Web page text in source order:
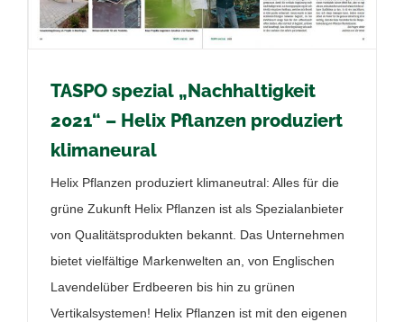
TASPO spezial „Nachhaltigkeit
2021“ – Helix Pflanzen produziert
klimaneural
Helix Pflanzen produziert klimaneutral: Alles für die
grüne Zukunft Helix Pflanzen ist als Spezialanbieter
von Qualitätsprodukten bekannt. Das Unternehmen
bietet vielfältige Markenwelten an, von Englischen
Lavendelüber Erdbeeren bis hin zu grünen
Vertikalsystemen! Helix Pflanzen ist mit den eigenen